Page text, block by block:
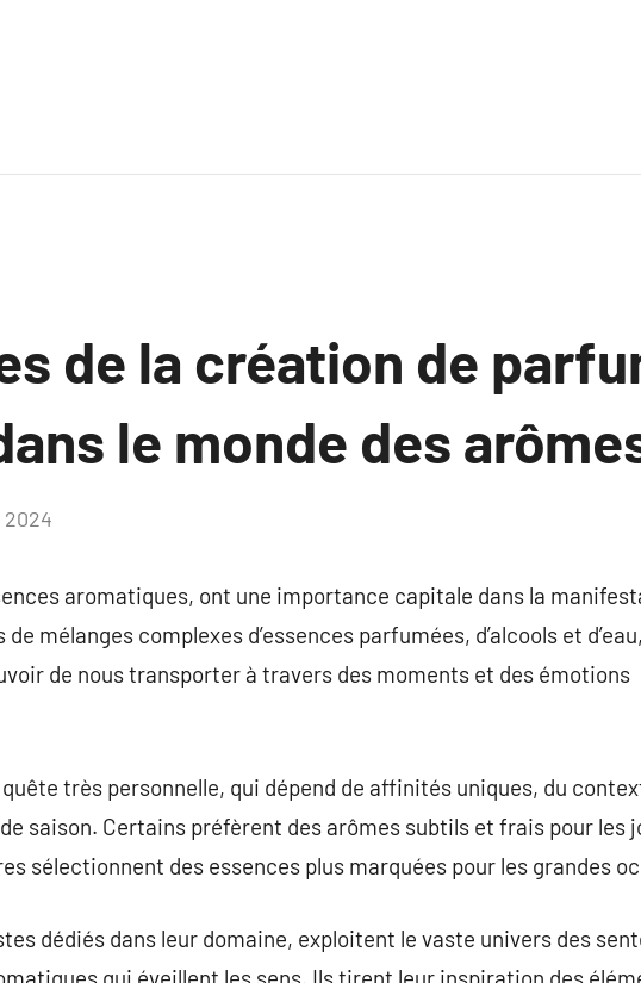
de la création de
le monde des
2024
aromatiques, ont une importance capitale dans la
mélanges complexes d’essences parfumées, d’alcools et
de nous transporter à travers des moments et des émotions
très personnelle, qui dépend de affinités uniques, du
saison. Certains préfèrent des arômes subtils et frais pour les
sélectionnent des essences plus marquées pour les grandes
dédiés dans leur domaine, exploitent le vaste univers des